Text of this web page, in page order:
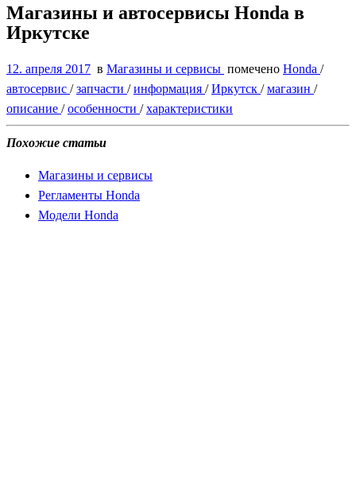
Магазины и автосервисы Honda в
Иркутске
12. апреля 2017 в Магазины и сервисы помечено Honda /
автосервис /запчасти /информация /Иркутск /магазин /
описание /особенности /характеристики
Похожие статьи
Магазины и сервисы
Регламенты Honda
Модели Honda